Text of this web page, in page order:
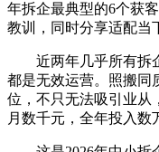
年拆企最典型的6个获
教训，同时分享适配当
近两年几乎所有拆企
都是无效运营。照搬同
位，不只无法吸引业从
月数千元，全年投入数